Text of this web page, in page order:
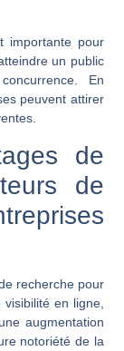
importante pour
un public
En
peuvent attirer
de
de
recherche pour
en ligne,
augmentation
notoriété de la